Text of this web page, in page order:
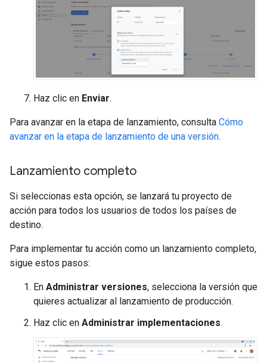
Haz clic en Enviar.
Para avanzar en la etapa de lanzamiento, consulta Cómo
avanzar en la etapa de lanzamiento de una versión.
Lanzamiento completo
Si seleccionas esta opción, se lanzará tu proyecto de
acción para todos los usuarios de todos los países de
destino.
Para implementar tu acción como un lanzamiento completo,
sigue estos pasos:
En Administrar versiones, selecciona la versión que
quieres actualizar al lanzamiento de producción.
Haz clic en Administrar implementaciones.